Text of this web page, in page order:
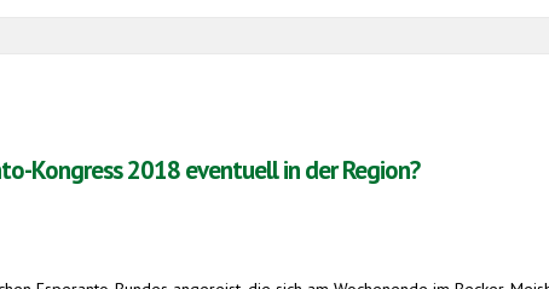
Kongress 2018 eventuell in der Region?